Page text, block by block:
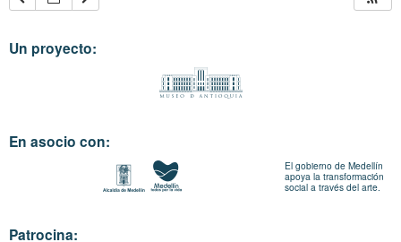
Un proyecto:
En asocio con:
El gobierno de Medellín
apoya la transformación
social a través del arte.
Patrocina: